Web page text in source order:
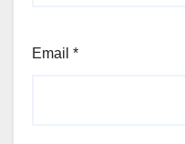
Email *